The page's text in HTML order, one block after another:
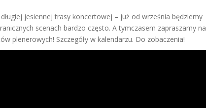
jesiennej trasy koncertowej – już od września będziemy
scenach bardzo często. A tymczasem zapraszamy na
plenerowych! Szczegóły w kalendarzu. Do zobaczenia!